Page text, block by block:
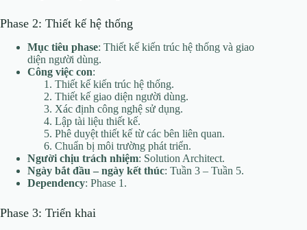
Phase 2: Thiết kế hệ thống
Mục tiêu phase: Thiết kế kiến trúc hệ thống và giao
diện người dùng.
Công việc con:
Thiết kế kiến trúc hệ thống.
Thiết kế giao diện người dùng.
Xác định công nghệ sử dụng.
Lập tài liệu thiết kế.
Phê duyệt thiết kế từ các bên liên quan.
Chuẩn bị môi trường phát triển.
Người chịu trách nhiệm: Solution Architect.
Ngày bắt đầu – ngày kết thúc: Tuần 3 – Tuần 5.
Dependency: Phase 1.
Phase 3: Triển khai